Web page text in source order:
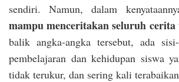
sendiri. Namun, dalam
mampu menceritakan seluruh cerita
balik angka-angka tersebut, ada
pembelajaran dan kehidupan siswa
tidak terukur, dan sering kali